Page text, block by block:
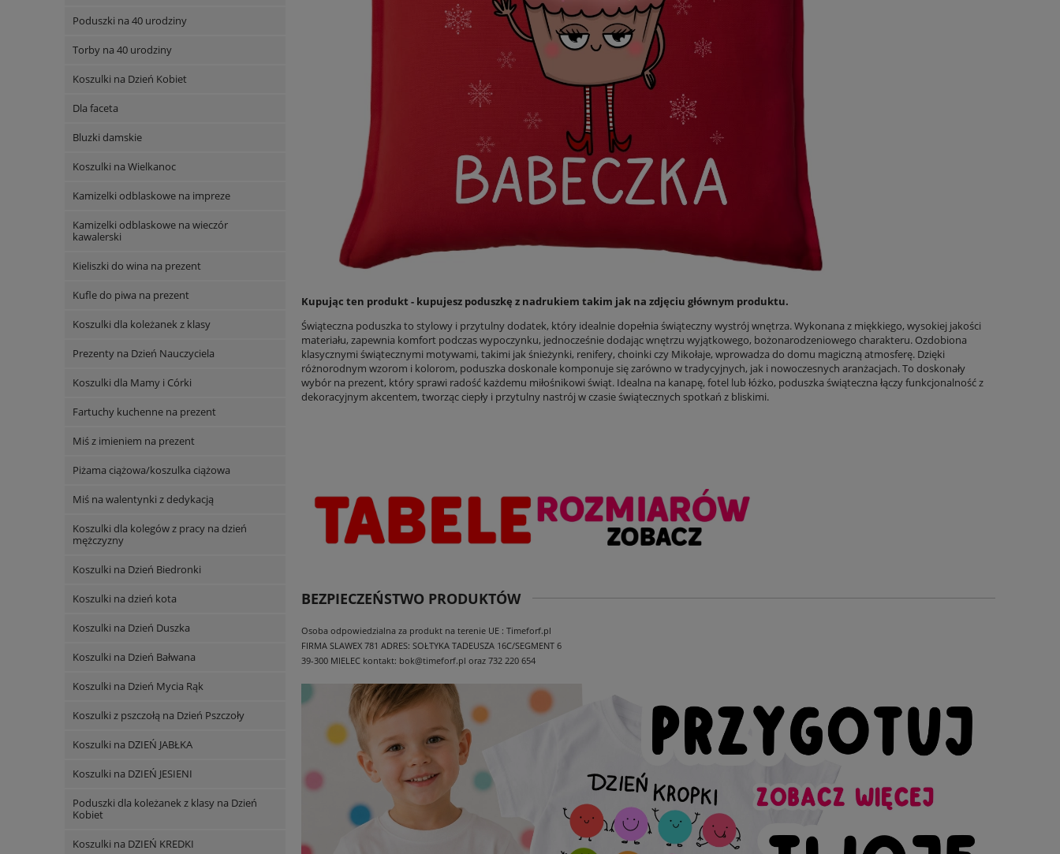
Poduszki na 40 urodziny
Torby na 40 urodziny
Koszulki na Dzień Kobiet
Dla faceta
Bluzki damskie
Koszulki na Wielkanoc
Kamizelki odblaskowe na impreze
Kamizelki odblaskowe na wieczór
kawalerski
Kieliszki do wina na prezent
Kufle do piwa na prezent
Koszulki dla koleżanek z klasy
Prezenty na Dzień Nauczyciela
Koszulki dla Mamy i Córki
Fartuchy kuchenne na prezent
Miś z imieniem na prezent
Piżama ciążowa/koszulka ciążowa
Miś na walentynki z dedykacją
Koszulki dla kolegów z pracy na dzień
mężczyzny
Koszulki na Dzień Biedronki
Koszulki na dzień kota
Koszulki na Dzień Duszka
Koszulki na Dzień Bałwana
Koszulki na Dzień Mycia Rąk
Koszulki z pszczołą na Dzień Pszczoły
Koszulki na DZIEŃ JABŁKA
Koszulki na DZIEŃ JESIENI
Poduszki dla koleżanek z klasy na Dzień
Kobiet
Koszulki na DZIEŃ KREDKI
Kupując ten produkt - kupujesz poduszkę z nadrukiem takim jak na zdjęciu głównym produktu.
Świąteczna poduszka to stylowy i przytulny dodatek, który idealnie dopełnia świąteczny wystrój wnętrza. Wykonana z miękkiego, wysokiej jakości
materiału, zapewnia komfort podczas wypoczynku, jednocześnie dodając wnętrzu wyjątkowego, bożonarodzeniowego charakteru. Ozdobiona
klasycznymi świątecznymi motywami, takimi jak śnieżynki, renifery, choinki czy Mikołaje, wprowadza do domu magiczną atmosferę. Dzięki
różnorodnym wzorom i kolorom, poduszka doskonale komponuje się zarówno w tradycyjnych, jak i nowoczesnych aranżacjach. To doskonały
wybór na prezent, który sprawi radość każdemu miłośnikowi świąt. Idealna na kanapę, fotel lub łóżko, poduszka świąteczna łączy funkcjonalność z
dekoracyjnym akcentem, tworząc ciepły i przytulny nastrój w czasie świątecznych spotkań z bliskimi.
BEZPIECZEŃSTWO PRODUKTÓW
Osoba odpowiedzialna za produkt na terenie UE : Timeforf.pl
FIRMA SLAWEX 781 ADRES: SOŁTYKA TADEUSZA 16C/SEGMENT 6
39-300 MIELEC kontakt: bok@timeforf.pl oraz 732 220 654